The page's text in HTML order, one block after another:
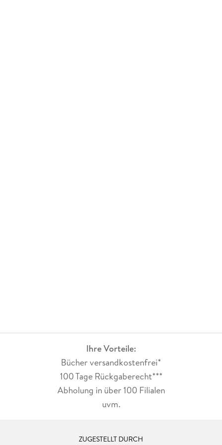
Ihre Vorteile:
Bücher versandkostenfrei*
100 Tage Rückgaberecht***
Abholung in über 100 Filialen
uvm.
ZUGESTELLT DURCH